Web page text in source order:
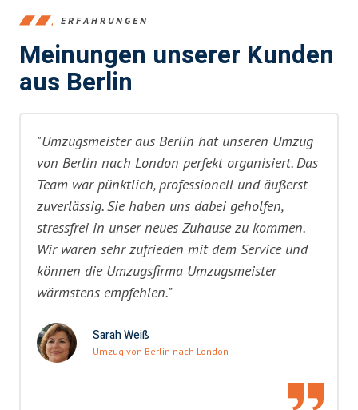
ERFAHRUNGEN
Meinungen unserer Kunden
aus Berlin
"Umzugsmeister aus Berlin hat unseren Umzug
von Berlin nach London perfekt organisiert. Das
Team war pünktlich, professionell und äußerst
zuverlässig. Sie haben uns dabei geholfen,
stressfrei in unser neues Zuhause zu kommen.
Wir waren sehr zufrieden mit dem Service und
können die Umzugsfirma Umzugsmeister
wärmstens empfehlen."
Sarah Weiß
Umzug von Berlin nach London